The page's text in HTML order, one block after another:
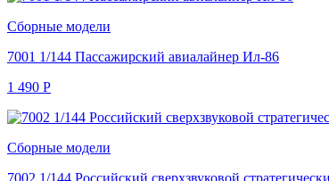
Сборные модели
7001 1/144 Пассажирский авиалайнер Ил-86
1 490 Р
Сборные модели